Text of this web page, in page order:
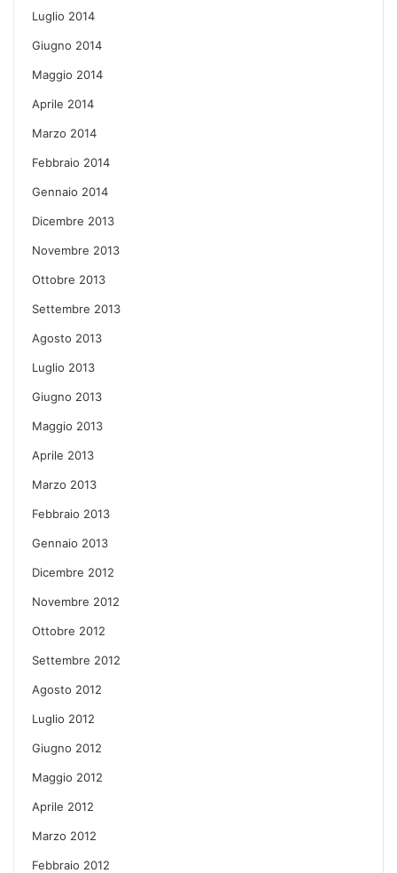
Luglio 2014
Giugno 2014
Maggio 2014
Aprile 2014
Marzo 2014
Febbraio 2014
Gennaio 2014
Dicembre 2013
Novembre 2013
Ottobre 2013
Settembre 2013
Agosto 2013
Luglio 2013
Giugno 2013
Maggio 2013
Aprile 2013
Marzo 2013
Febbraio 2013
Gennaio 2013
Dicembre 2012
Novembre 2012
Ottobre 2012
Settembre 2012
Agosto 2012
Luglio 2012
Giugno 2012
Maggio 2012
Aprile 2012
Marzo 2012
Febbraio 2012